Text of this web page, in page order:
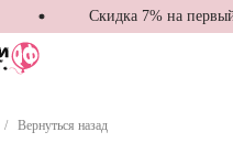
Скидка 7% на
/ Вернуться назад